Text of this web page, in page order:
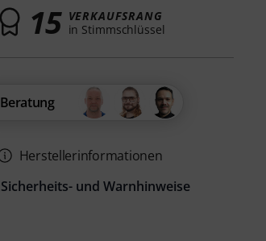
15 VERKAUFSRANG
in Stimmschlüssel
Beratung
Herstellerinformationen
Sicherheits- und Warnhinweise